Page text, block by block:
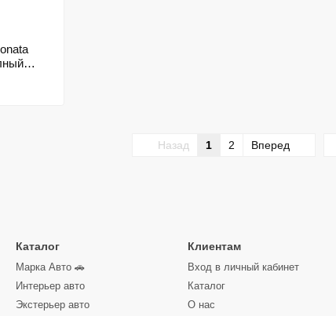
Назад 1 2 Вперед
Каталог
Марка Авто 🚗
Интерьер авто
Экстерьер авто
Клиентам
Вход в личный кабинет
Каталог
О нас